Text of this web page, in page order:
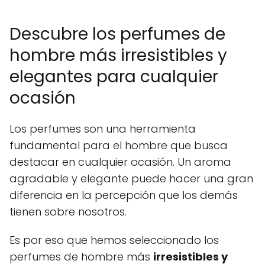
Descubre los perfumes de
hombre más irresistibles y
elegantes para cualquier
ocasión
Los perfumes son una herramienta
fundamental para el hombre que busca
destacar en cualquier ocasión. Un aroma
agradable y elegante puede hacer una gran
diferencia en la percepción que los demás
tienen sobre nosotros.
Es por eso que hemos seleccionado los
perfumes de hombre más irresistibles y